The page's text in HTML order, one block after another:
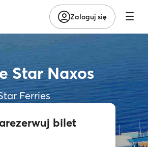
Zaloguj się
Star Naxos
Ferries
bilet